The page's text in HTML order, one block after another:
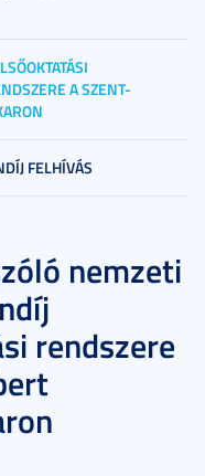
A SZENT-
FELHÍVÁS
nemzeti
rendszere